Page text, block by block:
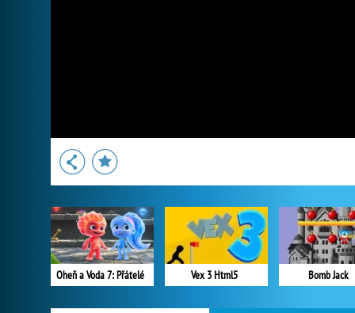
Oheň a Voda 7: Přátelé Vex 3 Html5 Bomb Jack